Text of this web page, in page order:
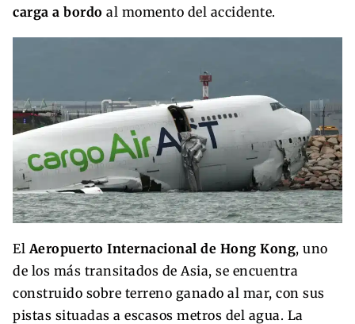
carga a bordo al momento del accidente.
El Aeropuerto Internacional de Hong Kong, uno
de los más transitados de Asia, se encuentra
construido sobre terreno ganado al mar, con sus
pistas situadas a escasos metros del agua. La